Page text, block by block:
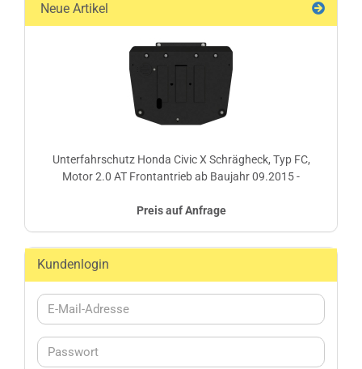
Neue Artikel
Unterfahrschutz Honda Civic X Schrägheck, Typ FC,
Motor 2.0 AT Frontantrieb ab Baujahr 09.2015 -
Preis auf Anfrage
Kundenlogin
E-
Mail-
Passwort